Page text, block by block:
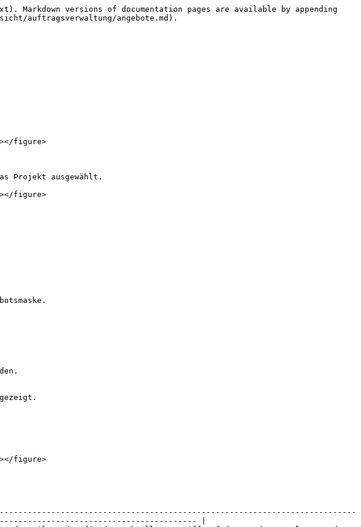
versions of documentation pages are available by appending
auftragsverwaltung/angebote.md).
figure>
Projekt ausgewählt.
figure>
figure>
|